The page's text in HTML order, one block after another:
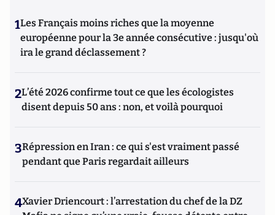
1Les Français moins riches que la moyenne
européenne pour la 3e année consécutive : jusqu'où
ira le grand déclassement ?
2L’été 2026 confirme tout ce que les écologistes
disent depuis 50 ans : non, et voilà pourquoi
3Répression en Iran : ce qui s'est vraiment passé
pendant que Paris regardait ailleurs
4Xavier Driencourt : l’arrestation du chef de la DZ